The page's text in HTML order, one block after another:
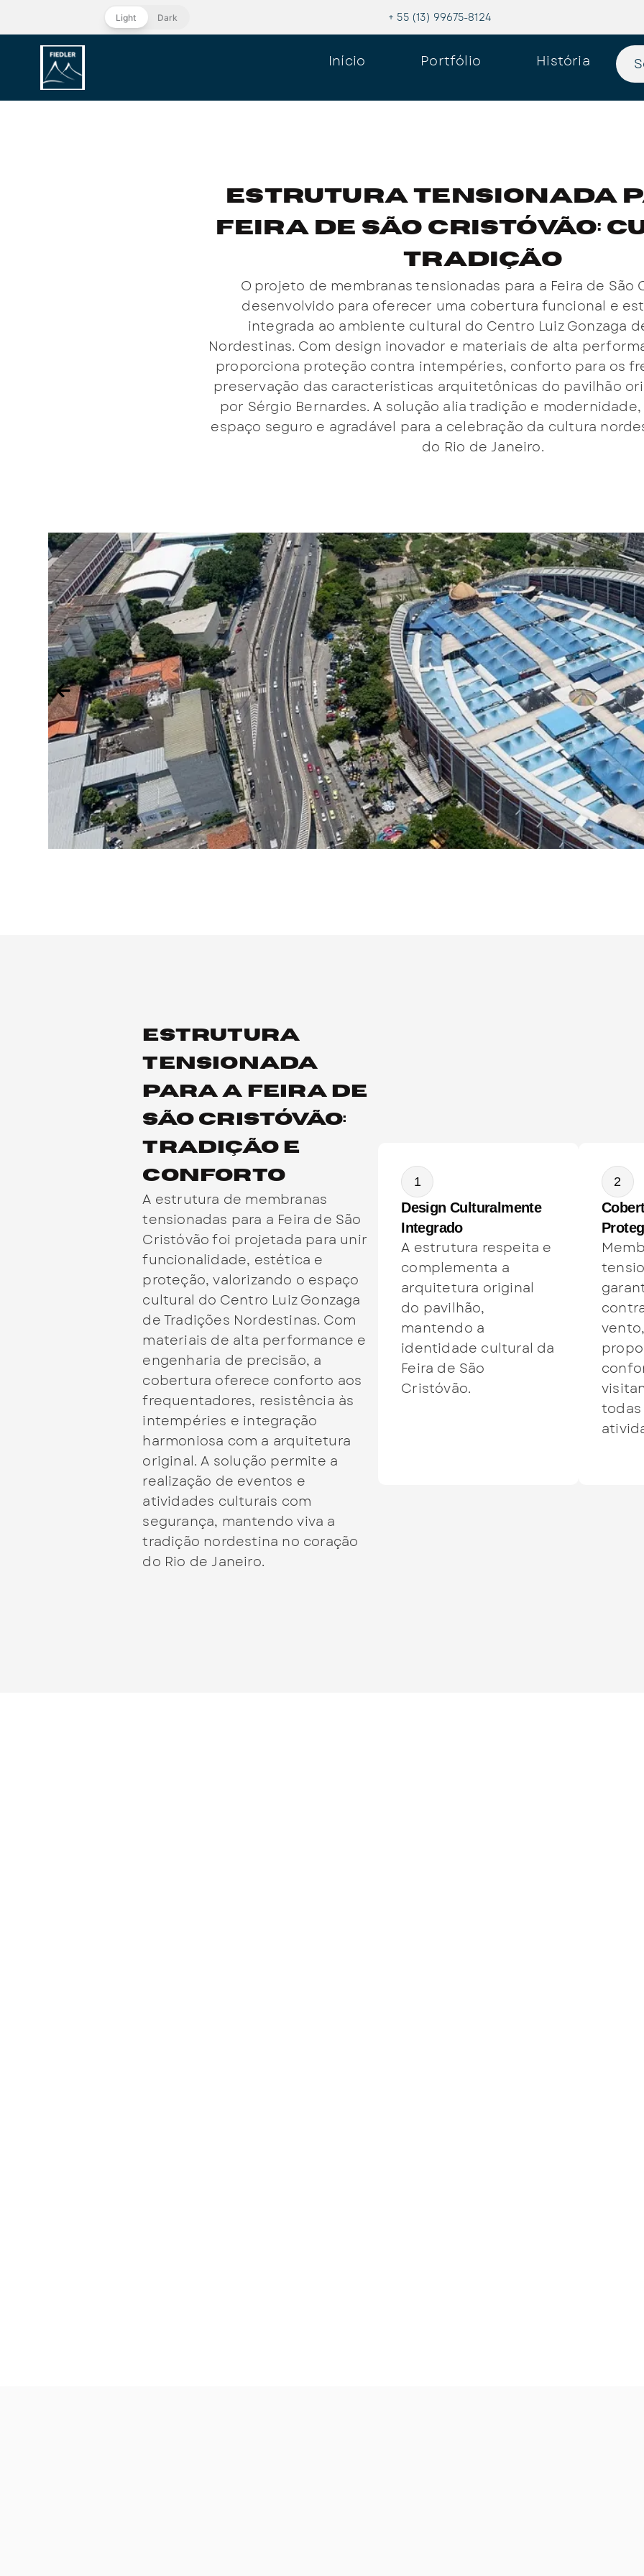
Light Dark + 55 (13) 99675-8124
Início Portfólio História
Estrutura Tensionada
Feira de São Cristóvão:
Tradição
O projeto de membranas tensionadas para a Feira de São
desenvolvido para oferecer uma cobertura funcional e
integrada ao ambiente cultural do Centro Luiz Gonzaga
Nordestinas. Com design inovador e materiais de alta
proporciona proteção contra intempéries, conforto para os
preservação das características arquitetônicas do pavilhão
por Sérgio Bernardes. A solução alia tradição e
espaço seguro e agradável para a celebração da cultura
do Rio de Janeiro.
Estrutura
Tensionada
para a Feira de
São Cristóvão:
Tradição e
Conforto
A estrutura de membranas
tensionadas para a Feira de São
Cristóvão foi projetada para unir
funcionalidade, estética e
proteção, valorizando o espaço
cultural do Centro Luiz Gonzaga
de Tradições Nordestinas. Com
materiais de alta performance e
engenharia de precisão, a
cobertura oferece conforto aos
frequentadores, resistência às
intempéries e integração
harmoniosa com a arquitetura
original. A solução permite a
realização de eventos e
atividades culturais com
segurança, mantendo viva a
tradição nordestina no coração
do Rio de Janeiro.
1
Design Culturalmente
Integrado
A estrutura respeita e
complementa a
arquitetura original
do pavilhão,
mantendo a
identidade cultural da
Feira de São
Cristóvão.
2
todas